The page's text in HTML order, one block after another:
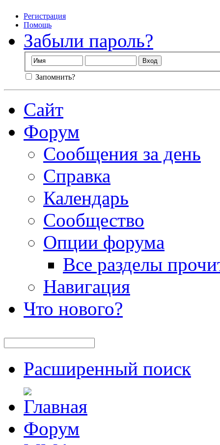
Регистрация
Помощь
Забыли пароль?
Запомнить?
Сайт
Форум
Сообщения за день
Справка
Календарь
Сообщество
Опции форума
Все разделы
Навигация
Что нового?
Расширенный поиск
Форум